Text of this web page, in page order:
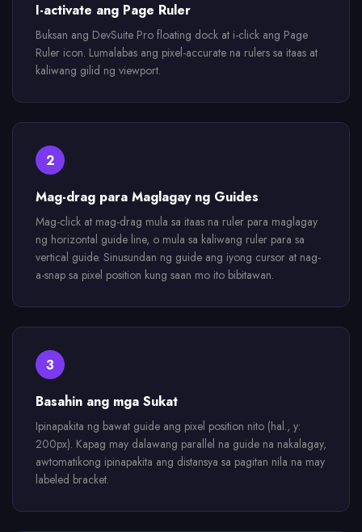
I-activate ang Page Ruler
Buksan ang DevSuite Pro floating dock at i-click ang Page
Ruler icon. Lumalabas ang pixel-accurate na rulers sa itaas at
kaliwang gilid ng viewport.
2
Mag-drag para Maglagay ng Guides
Mag-click at mag-drag mula sa itaas na ruler para maglagay
ng horizontal guide line, o mula sa kaliwang ruler para sa
vertical guide. Sinusundan ng guide ang iyong cursor at nag-
a-snap sa pixel position kung saan mo ito bibitawan.
3
Basahin ang mga Sukat
Ipinapakita ng bawat guide ang pixel position nito (hal., y:
200px). Kapag may dalawang parallel na guide na nakalagay,
awtomatikong ipinapakita ang distansya sa pagitan nila na may
labeled bracket.